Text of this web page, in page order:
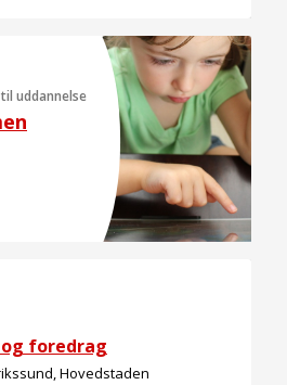
uddannelse
foredrag
Hovedstaden